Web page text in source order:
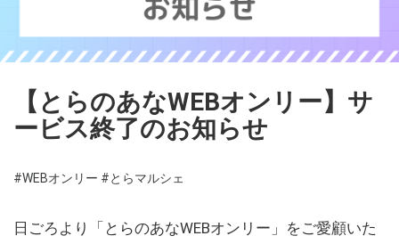
【とらのあなWEBオンリー】サ
ービス終了のお知らせ
#WEBオンリー #とらマルシェ
日ごろより「とらのあなWEBオンリー」をご愛顧いた